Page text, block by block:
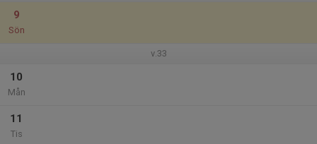
9
Sön
v.33
10
Mån
11
Tis